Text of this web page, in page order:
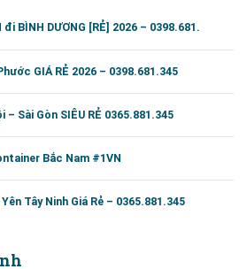
BÌNH DƯƠNG [RẺ] 2026 – 0398.681.
GIÁ RẺ 2026 – 0398.681.345
– Sài Gòn SIÊU RẺ 0365.881.345
Bắc Nam #1VN
Tây Ninh Giá Rẻ – 0365.881.345